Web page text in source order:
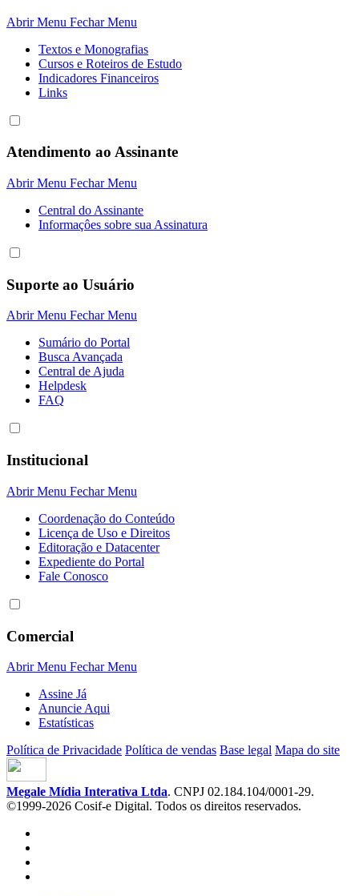
Abrir Menu Fechar Menu
Textos e Monografias
Cursos e Roteiros de Estudo
Indicadores Financeiros
Links
Atendimento ao Assinante
Abrir Menu Fechar Menu
Central do Assinante
Informaçôes sobre sua Assinatura
Suporte ao Usuário
Abrir Menu Fechar Menu
Sumário do Portal
Busca Avançada
Central de Ajuda
Helpdesk
FAQ
Institucional
Abrir Menu Fechar Menu
Coordenação do Conteúdo
Licença de Uso e Direitos
Editoração e Datacenter
Expediente do Portal
Fale Conosco
Comercial
Abrir Menu Fechar Menu
Assine Já
Anuncie Aqui
Estatísticas
Política de Privacidade Política de vendas Base legal Mapa do site
Megale Mídia Interativa Ltda. CNPJ 02.184.104/0001-29.
©1999-2026 Cosif-e Digital. Todos os direitos reservados.